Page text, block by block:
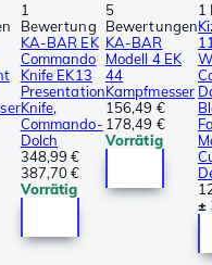
1
Bewertung
KA-BAR EK
Commando
Knife EK13
Presentation
Knife,
Commando-
Dolch
348,99 €
387,70 €
Vorrätig
5
Bewertungen
KA-BAR
Modell 4 EK
44
Kampfmesser
156,49 €
178,49 €
Vorrätig
1
±